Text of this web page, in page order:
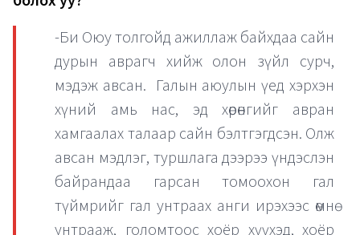
-Би Оюу толгойд ажиллаж байхдаа сайн
дурын аврагч хийж олон зүйл сурч,
мэдэж авсан. Галын аюулын үед хэрхэн
хүний амь нас, эд хөрөнгийг авран
хамгаалах талаар сайн бэлтгэгдсэн. Олж
авсан мэдлэг, туршлага дээрээ үндэслэн
байрандаа гарсан томоохон гал
түймрийг гал унтраах анги ирэхээс өмнө
унтрааж, голомтоос хоёр хүүхэд, хоёр